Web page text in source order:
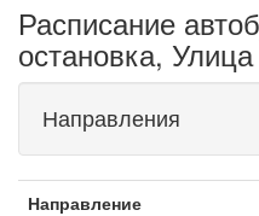
Расписание
остановка,
Направления
Направление